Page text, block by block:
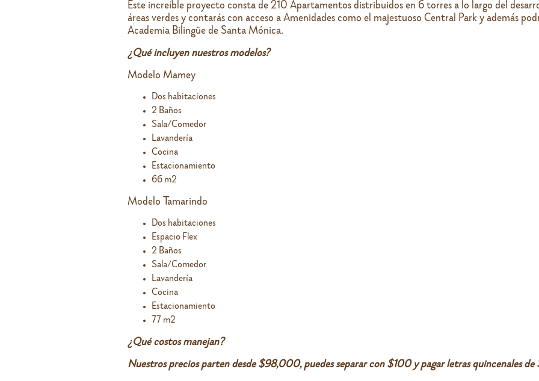
Este increíble proyecto consta de 210 Apartamentos distribuidos en 6 torres a lo largo del
áreas verdes y contarás con acceso a Amenidades como el majestuoso Central Park y además
Academia Bilingüe de Santa Mónica.
¿Qué incluyen nuestros modelos?
Modelo Mamey
Dos habitaciones
2 Baños
Sala/Comedor
Lavandería
Cocina
Estacionamiento
66 m2
Modelo Tamarindo
Dos habitaciones
Espacio Flex
2 Baños
Sala/Comedor
Lavandería
Cocina
Estacionamiento
77 m2
¿Qué costos manejan?
Nuestros precios parten desde $98,000, puedes separar con $100 y pagar letras quincenales de